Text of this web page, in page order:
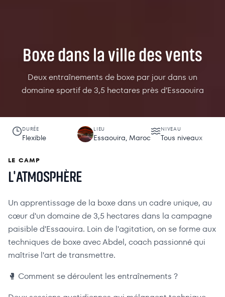
Boxe dans la ville des vents
Deux entraînements de boxe par jour dans un
domaine sportif de 3,5 hectares près d’Essaouira
DURÉE
Flexible
LIEU
Essaouira, Maroc
NIVEAU
Tous niveaux
LE CAMP
L'ATMOSPHÈRE
Un apprentissage de la boxe dans un cadre unique, au
cœur d'un domaine de 3,5 hectares dans la campagne
paisible d'Essaouira. Loin de l'agitation, on se forme aux
techniques de boxe avec Abdel, coach passionné qui
maîtrise l'art de transmettre.
🥊 Comment se déroulent les entraînements ?